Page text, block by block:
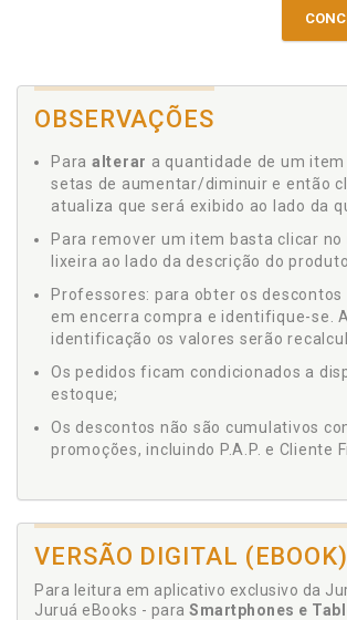
OBSERVAÇÕES
Para alterar a quantidade de um item
setas de aumentar/diminuir e então
atualiza que será exibido ao lado da
Para remover um item basta clicar no
lixeira ao lado da descrição do
Professores: para obter os descontos
em encerra compra e identifique-se.
identificação os valores serão
Os pedidos ficam condicionados a
estoque;
Os descontos não são cumulativos
promoções, incluindo P.A.P. e Cliente
VERSÃO DIGITAL (EBOOK)
Para leitura em aplicativo exclusivo da
Juruá eBooks - para Smartphones e